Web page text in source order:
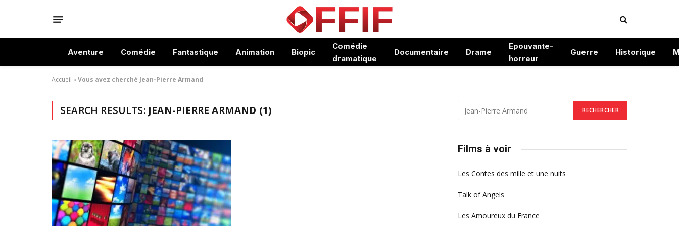
Aventure Comédie Fantastique Animation Biopic
Comédie
dramatique
Documentaire Drame
Epouvante-
horreur
Guerre Historique
Accueil »Vous avez cherché Jean-Pierre Armand
SEARCH RESULTS: JEAN-PIERRE ARMAND (1)
Films à voir
Les Contes des mille et une nuits
Talk of Angels
Les Amoureux du France